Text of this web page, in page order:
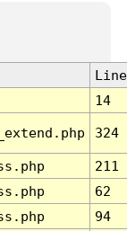
Line
14
324
211
62
94